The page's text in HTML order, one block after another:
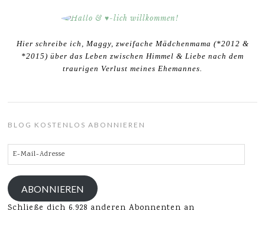
Hier schreibe ich, Maggy, zweifache Mädchenmama (*2012 &
*2015) über das Leben zwischen Himmel & Liebe nach dem
traurigen Verlust meines Ehemannes.
BLOG KOSTENLOS ABONNIEREN
E-
Mail-
Adresse
ABONNIEREN
Schließe dich 6.928 anderen Abonnenten an